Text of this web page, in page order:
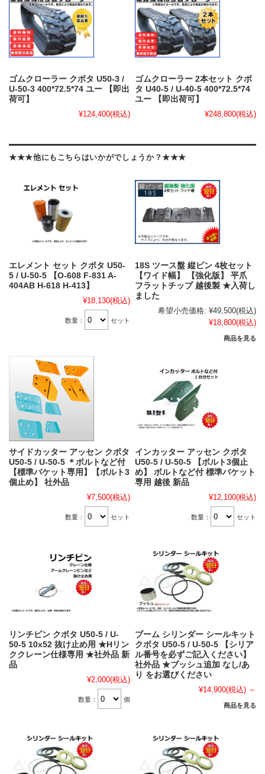
ゴムクローラー クボタ U50-3 /
U-50-3 400*72.5*74 ユー 【即出
荷可】
¥124,400(税込)
ゴムクローラー 2本セット クボ
タ U40-5 / U-40-5 400*72.5*74
ユー 【即出荷可】
¥248,800(税込)
★★★他にもこちらはいかがでしょうか？★★★
エレメント セット クボタ U50-
5 / U-50-5 【O-608 F-831 A-
404AB H-618 H-413】
¥18,130(税込)
数量： セット
18S ツース盤 縦ピン 4枚セット
【ワイド幅】 【強化版】 平爪
フラットチップ 越後製 ★入荷し
ました
希望小売価格: ¥49,500(税込)
¥18,800(税込)
商品を見る
サイドカッター アッセン クボタ
U50-5 / U-50-5 ＊ボルトなど付
【標準バケット専用】【ボルト3
個止め】 社外品
¥7,500(税込)
数量： セット
インカッター アッセン クボタ
U50-5 / U-50-5 【ボルト3個止
め】 ボルトなど付 標準バケット
専用 越後 新品
¥12,100(税込)
数量： セット
リンチピン クボタ U50-5 / U-
50-5 10x52 抜け止め用 ★Hリン
ククレーン仕様専用 ★社外品 新
品
¥2,000(税込)
数量： 個
ブーム シリンダー シールキット
クボタ U50-5 / U-50-5 【シリア
ル番号を必ずご記入ください】
社外品 ★ブッシュ追加 なし/あ
り をお選びください
¥14,900(税込) ～
商品を見る